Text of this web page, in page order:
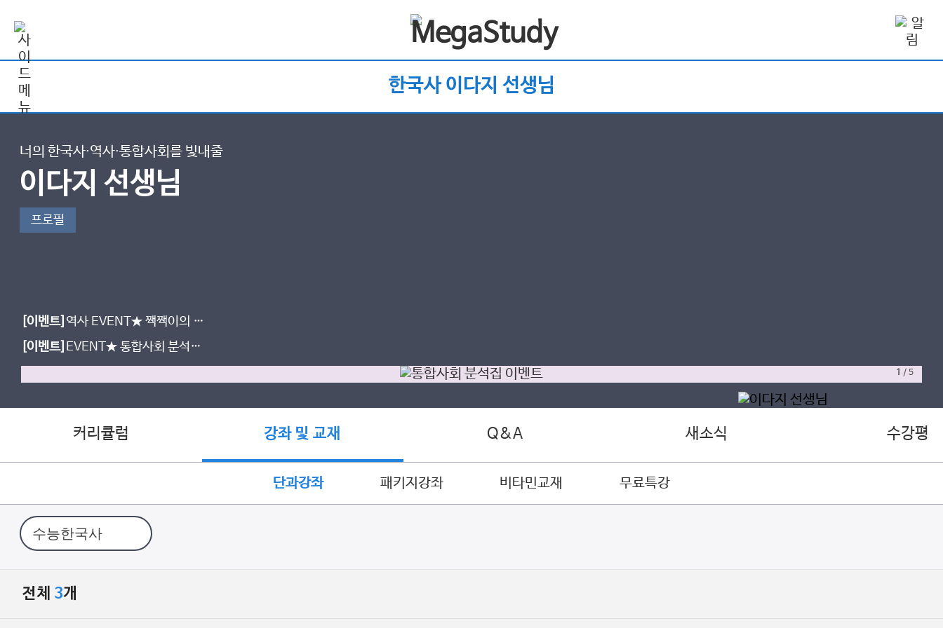
한국사 이다지 선생님
너의 한국사∙역사∙통합사회를 빛내줄
이다지 선생님
프로필
[이벤트] 역사 EVENT★ 짹짹이의 고
민 남기면, 시원한 여름 간식 선물!
[이벤트] EVENT★ 통합사회 분석집
1 /5
커리큘럼 강좌 및 교재 Q&A 새소식 수강평
단과강좌 패키지강좌 비타민교재 무료특강
전체 3개